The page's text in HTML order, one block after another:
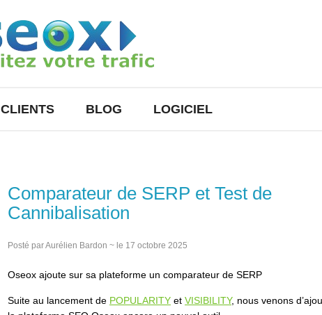
CLIENTS BLOG LOGICIEL
Comparateur de SERP et Test de
Cannibalisation
Posté par Aurélien Bardon ~ le 17 octobre 2025
Oseox ajoute sur sa plateforme un comparateur de SERP
Suite au lancement de POPULARITY et VISIBILITY, nous venons